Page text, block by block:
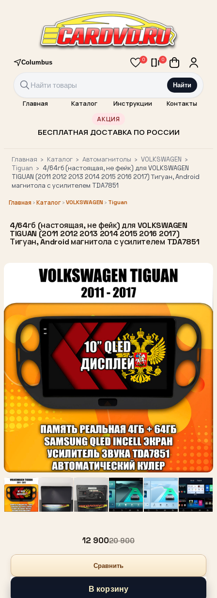
Columbus 0 0
Найти
Главная Каталог Инструкции Контакты
АКЦИЯ
БЕСПЛАТНАЯ ДОСТАВКА ПО РОССИИ
Главная › Каталог › Автомагнитолы › VOLKSWAGEN ›
Tiguan › 4/64гб (настоящая, не фейк) для VOLKSWAGEN
TIGUAN (2011 2012 2013 2014 2015 2016 2017) Тигуан, Android
магнитола с усилителем TDA7851
Главная ›Каталог›VOLKSWAGEN › Tiguan
4/64гб (настоящая, не фейк) для VOLKSWAGEN
TIGUAN (2011 2012 2013 2014 2015 2016 2017)
Тигуан, Android магнитола с усилителем TDA7851
12 90020 900
Сравнить
В корзину